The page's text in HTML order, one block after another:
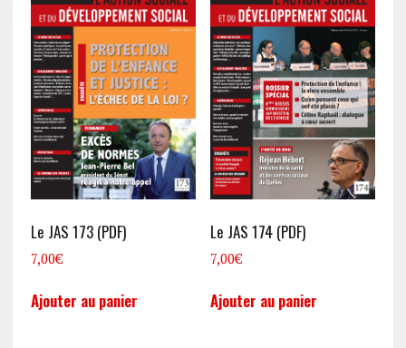
Le JAS 173 (PDF)
7,00€
Ajouter au panier
Le JAS 174 (PDF)
7,00€
Ajouter au panier